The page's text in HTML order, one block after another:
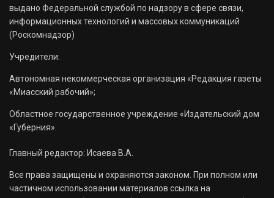
выдано Федеральной службой по надзору в сфере связи,
информационных технологий и массовых коммуникаций
(Роскомнадзор)
Учредители:
Автономная некоммерческая организация «Редакция газеты
«Миасский рабочий»;
Областное государственное учреждение «Издательский дом
«Губерния».
Главный редактор: Исаева В.А.
Все права защищены и охраняются законом. При полном или
частичном использовании материалов ссылка на